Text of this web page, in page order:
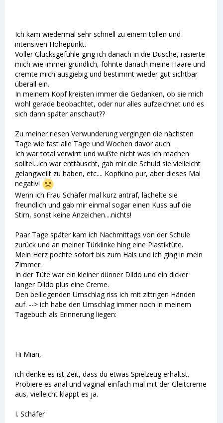
Ich kam wiedermal sehr schnell zu einem tollen und
intensiven Höhepunkt.
Voller Glücksgefühle ging ich danach in die Dusche, rasierte
mich wie immer gründlich, föhnte danach meine Haare und
cremte mich ausgiebig und bestimmt wieder gut sichtbar
überall ein.
In meinem Kopf kreisten immer die Gedanken, ob sie mich
wohl gerade beobachtet, oder nur alles aufzeichnet und es
sich dann später anschaut??
Zu meiner riesen Verwunderung vergingen die nächsten
Tage wie fast alle Tage und Wochen davor auch.
Ich war total verwirrt und wußte nicht was ich machen
sollte!...ich war enttäuscht, gab mir die Schuld sie vielleicht
gelangweilt zu haben, etc.... Kopfkino pur, aber dieses Mal
negativ!
Wenn ich Frau Schäfer mal kurz antraf, lächelte sie
freundlich und gab mir einmal sogar einen Kuss auf die
Stirn, sonst keine Anzeichen....nichts!
Paar Tage später kam ich Nachmittags von der Schule
zurück und an meiner Türklinke hing eine Plastiktüte.
Mein Herz pochte sofort bis zum Hals und ich ging in mein
Zimmer.
In der Tüte war ein kleiner dünner Dildo und ein dicker
langer Dildo plus eine Creme.
Den beiliegenden Umschlag riss ich mit zittrigen Händen
auf. --> ich habe den Umschlag immer noch in meinem
Tagebuch als Erinnerung liegen:
Hi Mian,
ich denke es ist Zeit, dass du etwas Spielzeug erhältst.
Probiere es anal und vaginal einfach mal mit der Gleitcreme
aus, vielleicht klappt es ja.
I. Schäfer